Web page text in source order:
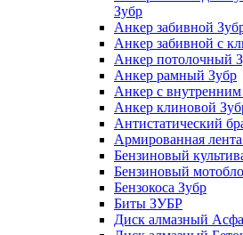
Зубр
Анкер забивной
Анкер забивной с
Анкер потолочный
Анкер рамный Зубр
Анкер с
Анкер клиновой
Антистатический
Армированная
Бензиновый
Бензиновый
Бензокоса Зубр
Биты ЗУБР
Диск алмазный